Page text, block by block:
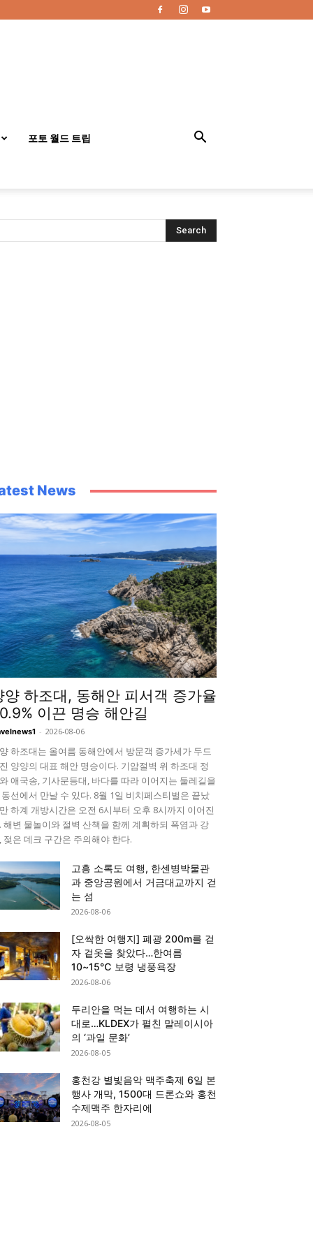
포토 월드 트립
News
양 하조대, 동해안 피서객 증가율
이끈 명승 해안길
- 2026-08-06
하조대는 올여름 동해안에서 방문객 증가세가 두드
양양의 대표 해안 명승이다. 기암절벽 위 하조대 정
애국송, 기사문등대, 바다를 따라 이어지는 둘레길을
선에서 만날 수 있다. 8월 1일 비치페스티벌은 끝났
하계 개방시간은 오전 6시부터 오후 8시까지 이어진
해변 물놀이와 절벽 산책을 함께 계획하되 폭염과 강
젖은 데크 구간은 주의해야 한다.
고흥 소록도 여행, 한센병박물관
과 중앙공원에서 거금대교까지 걷
는 섬
2026-08-06
[오싹한 여행지] 폐광 200m를 걷
자 겉옷을 찾았다…한여름
10~15℃ 보령 냉풍욕장
2026-08-06
두리안을 먹는 데서 여행하는 시
대로…KLDEX가 펼친 말레이시아
의 ‘과일 문화’
2026-08-05
홍천강 별빛음악 맥주축제 6일 본
행사 개막, 1500대 드론쇼와 홍천
수제맥주 한자리에
2026-08-05